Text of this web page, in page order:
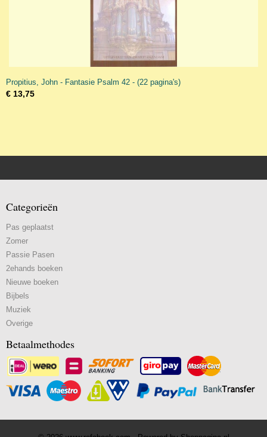
Propitius, John - Fantasie Psalm 42 - (22 pagina's)
€ 13,75
Categorieën
Pas geplaatst
Zomer
Passie Pasen
2ehands boeken
Nieuwe boeken
Bijbels
Muziek
Overige
Betaalmethodes